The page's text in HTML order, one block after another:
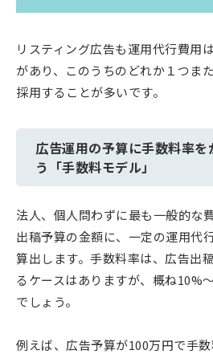
リスティング広告も運用代行費用
があり、このうちのどれか１つま
採用することが多いです。
広告運用の予算に手数料率
う「手数料モデル」
法人、個人問わずに最も一般的な
出稿予算の金額に、一定の運用代
算出します。手数料率は、広告出
るケースはありますが、概ね10%
でしょう。
例えば、広告予算が100万円で手